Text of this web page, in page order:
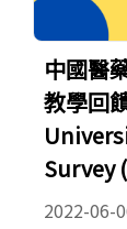
中國醫
教學回
Survey
2022-06-